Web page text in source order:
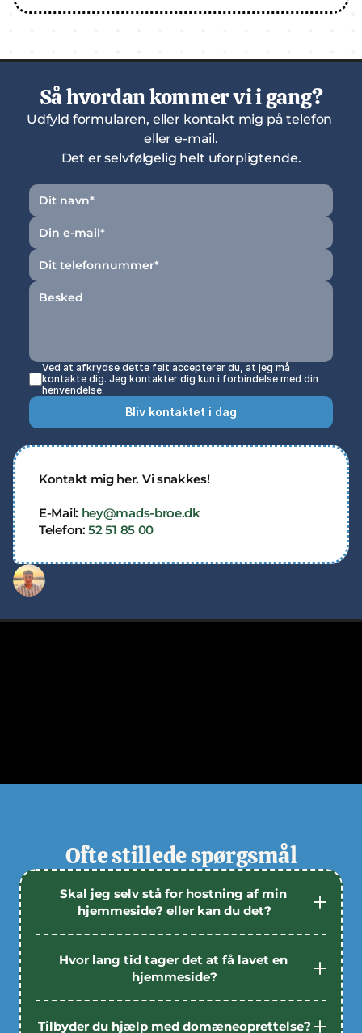
Så hvordan kommer vi i gang?
Udfyld formularen, eller kontakt mig på telefon
eller e-mail.
Det er selvfølgelig helt uforpligtende.
Ved at afkrydse dette felt accepterer du, at jeg må
kontakte dig. Jeg kontakter dig kun i forbindelse med din
henvendelse.
Bliv kontaktet i dag
Kontakt mig her. Vi snakkes!
E-Mail: hey@mads-broe.dk
Telefon: 52 51 85 00
Ofte stillede spørgsmål
Skal jeg selv stå for hostning af min
hjemmeside? eller kan du det?
Hvor lang tid tager det at få lavet en
hjemmeside?
Tilbyder du hjælp med domæneoprettelse?